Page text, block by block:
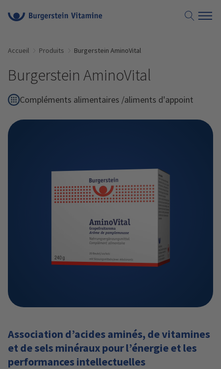
Accueil Produits Burgerstein AminoVital
Burgerstein AminoVital
Compléments alimentaires /aliments d'appoint
Association d’acides aminés, de vitamines
et de sels minéraux pour l’énergie et les
performances intellectuelles